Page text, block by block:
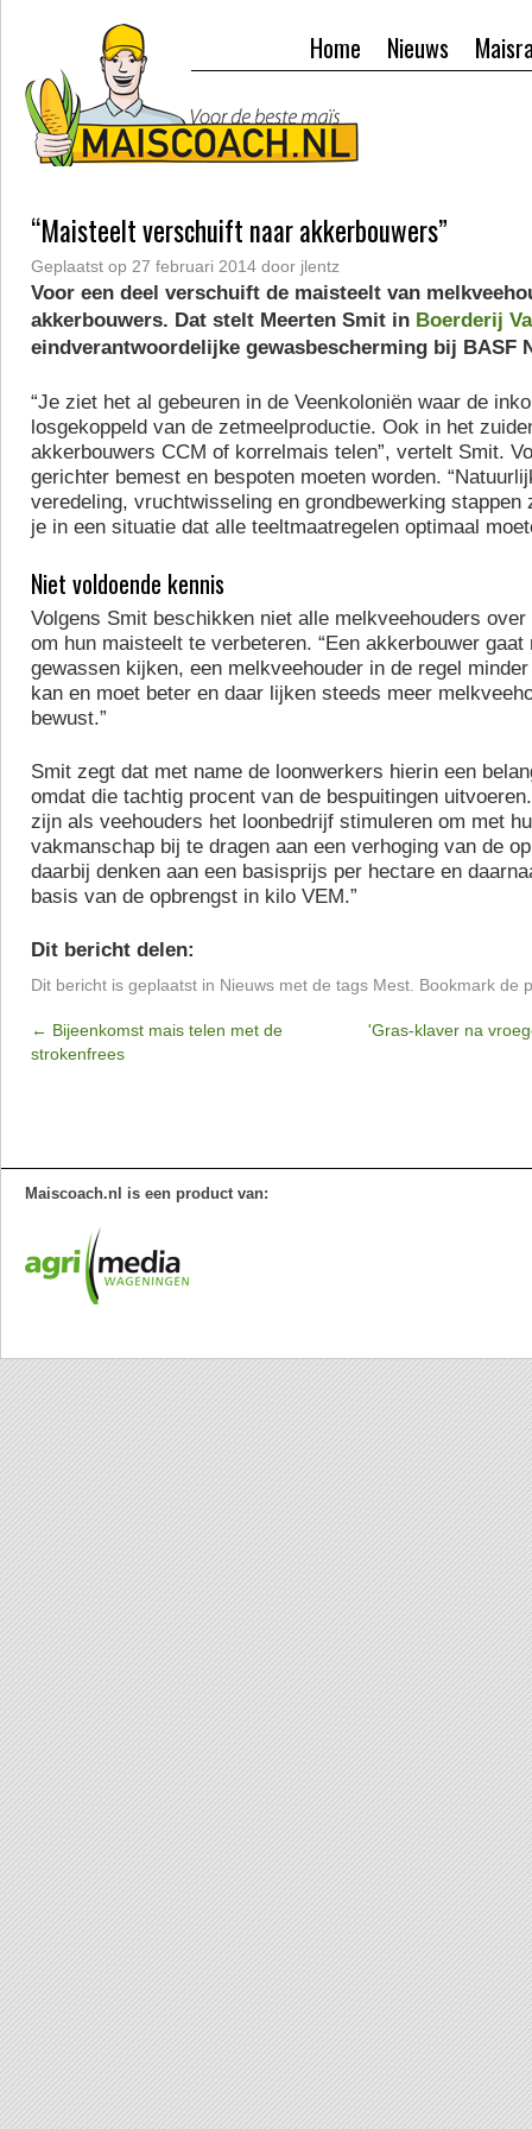
Nieuws
Home
“Maisteelt verschuift naar akkerbouwers”
Geplaatst op 27 februari 2014 door jlentz
Voor een deel verschuift de maisteelt van
akkerbouwers. Dat stelt Meerten Smit in Boerderij
eindverantwoordelijke gewasbescherming bij BASF
“Je ziet het al gebeuren in de Veenkoloniën waar de
losgekoppeld van de zetmeelproductie. Ook in het
akkerbouwers CCM of korrelmais telen”, vertelt Smit.
gerichter bemest en bespoten moeten worden.
veredeling, vruchtwisseling en grondbewerking stappen
je in een situatie dat alle teeltmaatregelen optimaal
Niet voldoende kennis
Volgens Smit beschikken niet alle melkveehouders
om hun maisteelt te verbeteren. “Een akkerbouwer
gewassen kijken, een melkveehouder in de regel
kan en moet beter en daar lijken steeds meer
bewust.”
Smit zegt dat met name de loonwerkers hierin een
omdat die tachtig procent van de bespuitingen
zijn als veehouders het loonbedrijf stimuleren om met
vakmanschap bij te dragen aan een verhoging van de
daarbij denken aan een basisprijs per hectare en
basis van de opbrengst in kilo VEM.”
Dit bericht delen:
Dit bericht is geplaatst in Nieuws met de tags Mest . Bookmark de
← Bijeenkomst mais telen met de
strokenfrees
'Gras-klaver na
Maiscoach.nl is een product van: